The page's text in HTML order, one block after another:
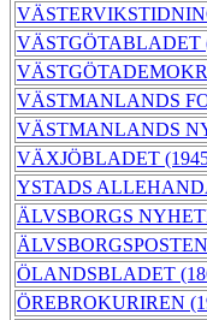
VÄSTGÖTABLADET
VÄSTMANLANDS
VÄSTMANLANDS
VÄXJÖBLADET
YSTADS
ÄLVSBORGS
ÖLANDSBLADET
ÖREBROKURIREN